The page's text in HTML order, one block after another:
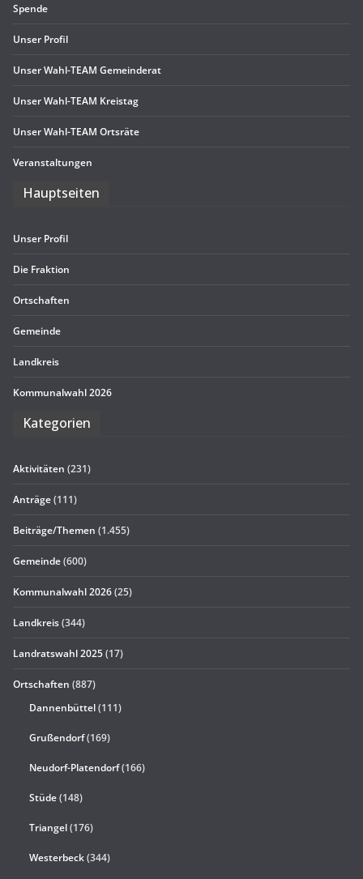
Spende
Unser Pro­fil
Unser Wahl-TEAM Gemeinderat
Unser Wahl-TEAM Kreistag
Unser Wahl-TEAM Ortsräte
Ver­an­stal­tun­gen
Haupt­sei­ten
Unser Pro­fil
Die Frak­tion
Ort­schaf­ten
Gemeinde
Land­kreis
Kom­mu­nal­wahl 2026
Kate­go­rien
Aktivitäten (231)
Anträge(111)
Beiträge/Themen (1.455)
Gemeinde(600)
Kommunalwahl 2026(25)
Landkreis(344)
Landratswahl 2025(17)
Ortschaften (887)
Dannenbüttel(111)
Grußendorf(169)
Neudorf-Platendorf(166)
Stüde(148)
Triangel(176)
Westerbeck(344)